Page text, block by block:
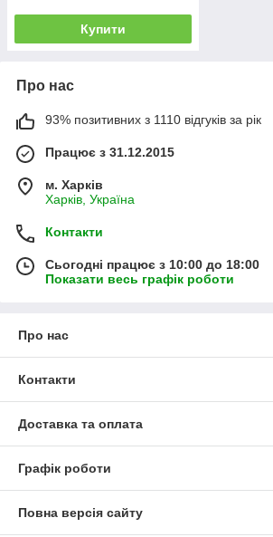
Купити
Про нас
93% позитивних з 1110 відгуків за рік
Працює з 31.12.2015
м. Харків
Харків, Україна
Контакти
Сьогодні працює з 10:00 до 18:00
Показати весь графік роботи
Про нас
Контакти
Доставка та оплата
Графік роботи
Повна версія сайту